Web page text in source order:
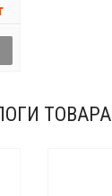
ТОВАРА